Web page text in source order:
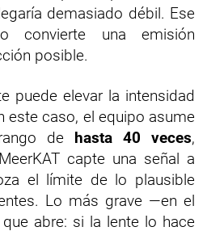
demasiado débil. Ese
convierte una emisión
posible.
puede elevar la intensidad
este caso, el equipo asume
de hasta 40 veces,
capte una señal a
el límite de lo plausible
Lo más grave —en el
abre: si la lente lo hace